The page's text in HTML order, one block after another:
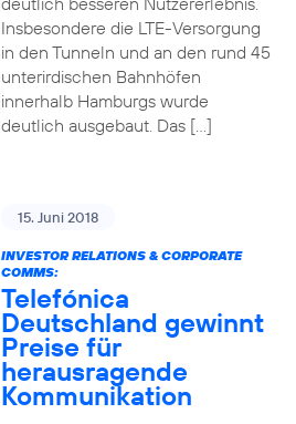
Insbesondere die LTE-Versorgung
in den Tunneln und an den rund 45
unterirdischen Bahnhöfen
innerhalb Hamburgs wurde
deutlich ausgebaut. Das […]
15. Juni 2018
INVESTOR RELATIONS & CORPORATE
COMMS:
Telefónica
Deutschland gewinnt
Preise für
herausragende
Kommunikation